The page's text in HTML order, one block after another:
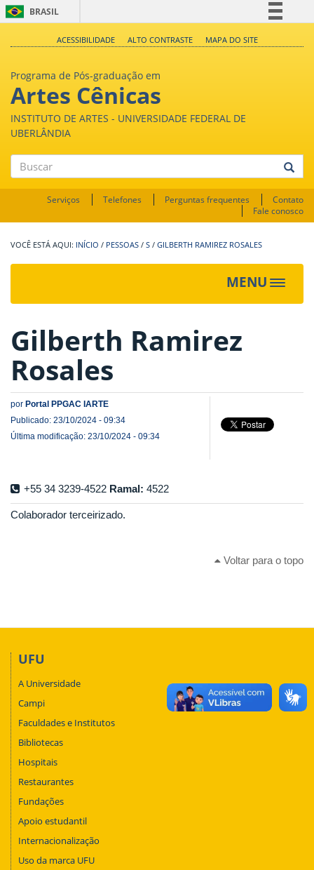
BRASIL
Legislação
ACESSIBILIDADE ALTO CONTRASTE MAPA DO SITE
Programa de Pós-graduação em
Artes Cênicas
INSTITUTO DE ARTES - UNIVERSIDADE FEDERAL DE
UBERLÂNDIA
Buscar
Serviços Telefones Perguntas frequentes
Contato
Fale conosco
INÍCIO / PESSOAS / S / GILBERTH RAMIREZ ROSALES
MENU
Toggle
Gilberth Ramirez
Rosales
por Portal PPGAC IARTE
Publicado: 23/10/2024 - 09:34
Última modificação: 23/10/2024 - 09:34
+55 34 3239-4522 Ramal: 4522
Colaborador terceirizado.
Voltar para o topo
UFU
A Universidade
Campi
Faculdades e Institutos
Bibliotecas
Hospitais
Restaurantes
Fundações
Apoio estudantil
Internacionalização
Uso da marca UFU